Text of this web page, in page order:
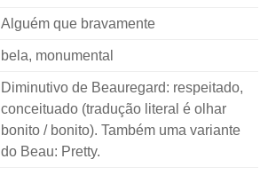
Alguém que bravamente
bela, monumental
Diminutivo de Beauregard: respeitado,
conceituado (tradução literal é olhar
bonito / bonito). Também uma variante
do Beau: Pretty.